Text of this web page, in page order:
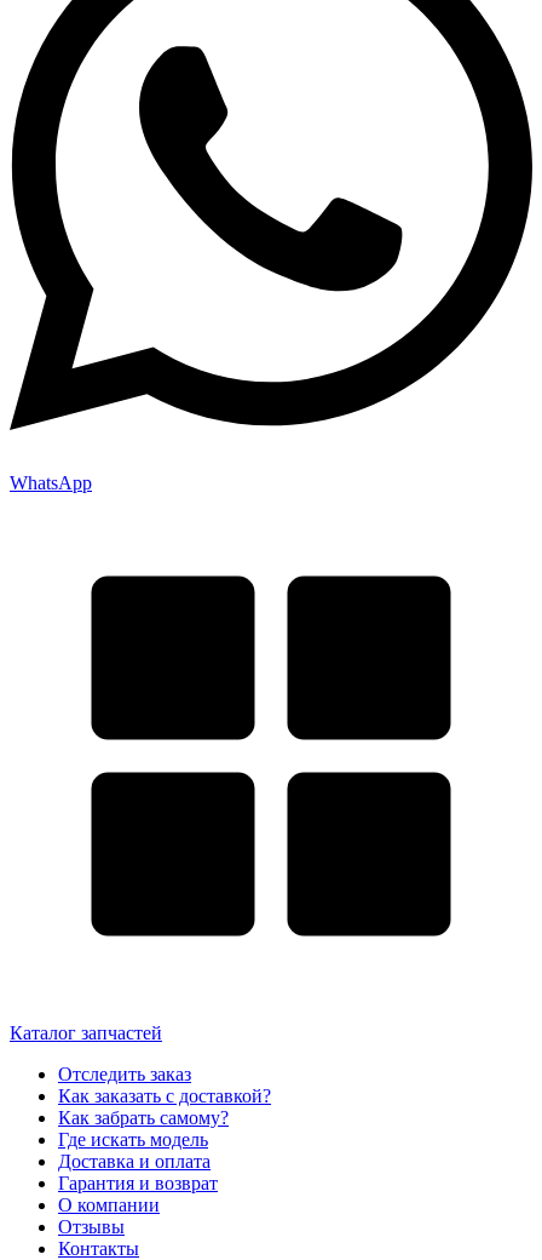
WhatsApp
Каталог запчастей
Отследить заказ
Как заказать с доставкой?
Как забрать самому?
Где искать модель
Доставка и оплата
Гарантия и возврат
О компании
Отзывы
Контакты